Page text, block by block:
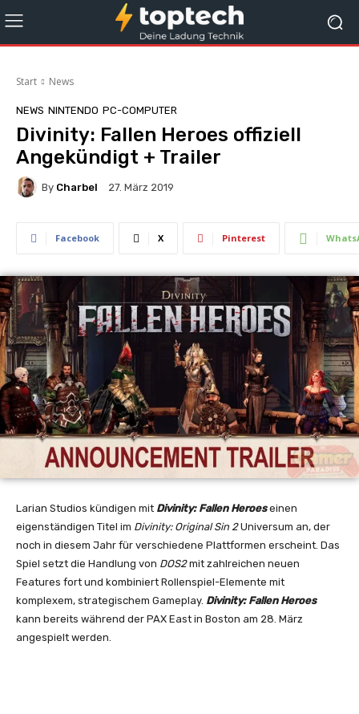
Start News
NEWS NINTENDO PC-COMPUTER
Divinity: Fallen Heroes offiziell
Angekündigt + Trailer
By Charbel 27. März 2019
Facebook X Pinterest
Larian Studios kündigen mit Divinity: Fallen Heroeseinen
eigenständigen Titel im Divinity: Original Sin 2Universum an, der
noch in diesem Jahr für verschiedene Plattformen erscheint. Das
Spiel setzt die Handlung von DOS2mit zahlreichen neuen
Features fort und kombiniert Rollenspiel-Elemente mit
komplexem, strategischem Gameplay. Divinity: Fallen Heroes
kann bereits während der PAX East in Boston am 28. März
angespielt werden.